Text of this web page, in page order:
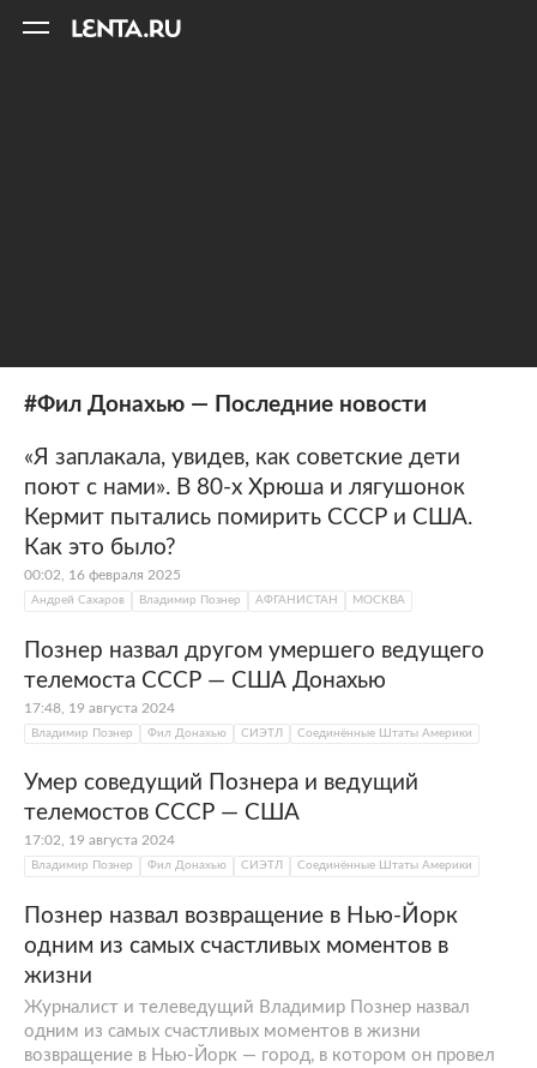
#Фил Донахью — Последние новости
«Я заплакала, увидев, как советские дети
поют с нами». В 80-х Хрюша и лягушонок
Кермит пытались помирить СССР и США.
Как это было?
00:02, 16 февраля 2025
Андрей Сахаров Владимир Познер АФГАНИСТАН МОСКВА
Познер назвал другом умершего ведущего
телемоста СССР — США Донахью
17:48, 19 августа 2024
Владимир Познер Фил Донахью СИЭТЛ Соединённые Штаты Америки
Умер соведущий Познера и ведущий
телемостов СССР — США
17:02, 19 августа 2024
Владимир Познер Фил Донахью СИЭТЛ Соединённые Штаты Америки
Познер назвал возвращение в Нью-Йорк
одним из самых счастливых моментов в
жизни
Журналист и телеведущий Владимир Познер назвал
одним из самых счастливых моментов в жизни
возвращение в Нью-Йорк — город, в котором он провел